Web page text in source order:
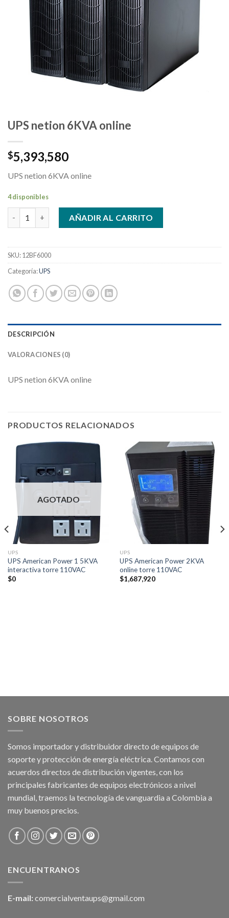
UPS netion 6KVA online
$5,393,580
UPS netion 6KVA online
4 disponibles
UPS netion 6KVA online cantidad
AÑADIR AL CARRITO
SKU:12BF6000
Categoría:UPS
DESCRIPCIÓN
VALORACIONES (0)
UPS netion 6KVA online
PRODUCTOS RELACIONADOS
AGOTADO
UPS
UPS American Power 1 5KVA
interactiva torre 110VAC
$0
UPS
UPS American Power 2KVA
online torre 110VAC
$1,687,920
SOBRE NOSOTROS
Somos importador y distribuidor directo de equipos de
soporte y protección de energía eléctrica. Contamos con
acuerdos directos de distribución vigentes, con los
principales fabricantes de equipos electrónicos a nivel
mundial, traemos la tecnología de vanguardia a Colombia a
muy buenos precios.
ENCUENTRANOS
E-mail: comercialventaups@gmail.com